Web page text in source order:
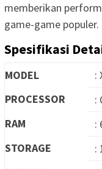
memberikan
game-game populer.
Spesifikasi
MODEL
:
PROCESSOR
:
RAM
:
STORAGE
: